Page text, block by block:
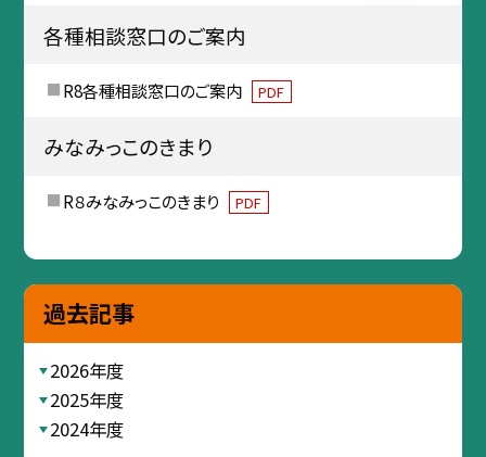
各種相談窓口のご案内
R8各種相談窓口のご案内 PDF
みなみっこのきまり
R８みなみっこのきまり PDF
過去記事
2026年度
2025年度
2024年度